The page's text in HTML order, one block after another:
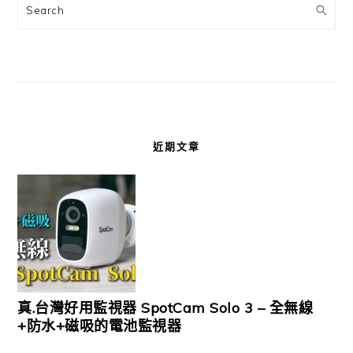
Search
近期文章
真.台灣好用監視器 SpotCam Solo 3 – 全無線
+防水+磁吸的電池監視器